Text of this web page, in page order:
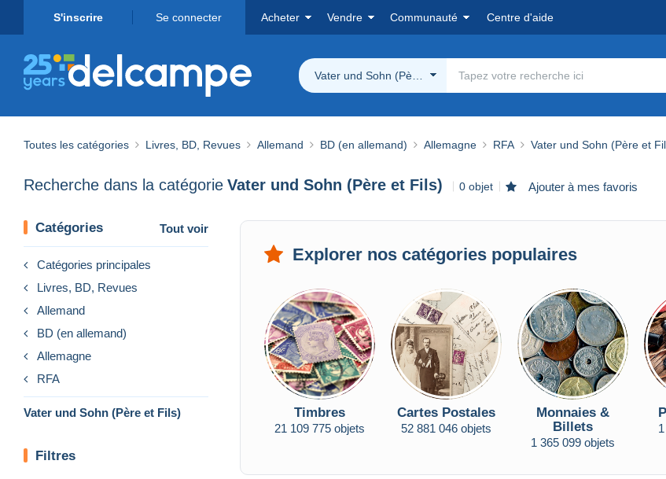
S'inscrire Se connecter Acheter Vendre Communauté Centre d'aide
Vater und Sohn (Père et Fils)
Toutes les catégories Livres, BD, Revues Allemand BD (en allemand) Allemagne RFA Vater und Sohn (Père et
Recherche dans la catégorie Vater und Sohn (Père et Fils) 0 objet Ajouter à mes favoris
Catégories Tout voir
Catégories principales
Livres, BD, Revues
Allemand
BD (en allemand)
Allemagne
RFA
Vater und Sohn (Père et Fils)
Filtres
Explorer nos catégories populaires
Timbres
21 109 775 objets
Cartes Postales
52 881 046 objets
Monnaies &
Billets
1 365 099 objets